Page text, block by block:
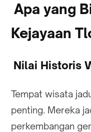
Apa yang
Kejayaan
Nilai Historis
Tempat wisata
penting. Mereka
perkembangan